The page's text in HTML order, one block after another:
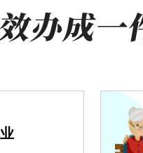
以在哪里查看办理方式？
程，也可通过“在线导办”询
否一致？哪个更快？
关于企业注销“
理注销登记。
以上的公司其全部或部分
企业服务“e窗通”平台“企